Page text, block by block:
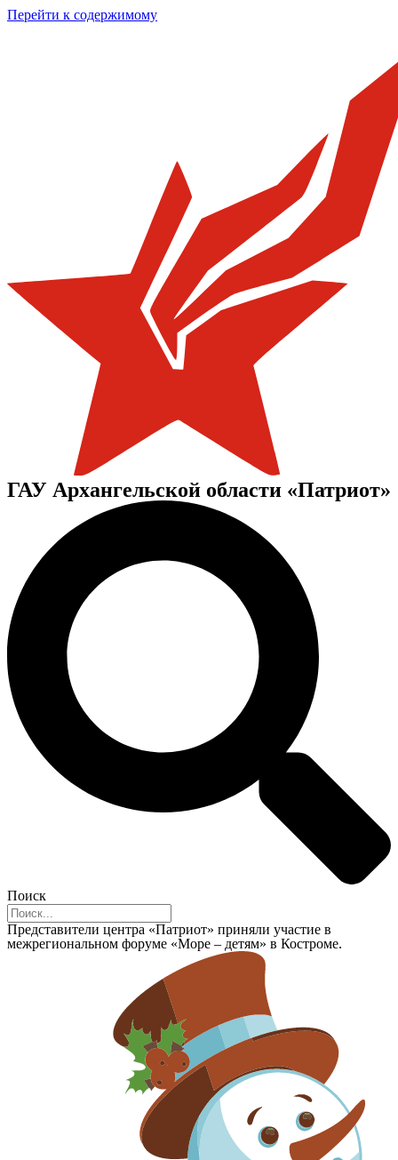
Перейти к содержимому
ГАУ Архангельской области «Патриот»
Поиск
Представители центра «Патриот» приняли участие в
межрегиональном форуме «Море – детям» в Костроме.